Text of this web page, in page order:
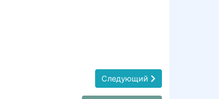
Следующий